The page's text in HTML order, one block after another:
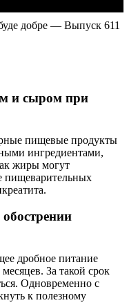
добре — Выпуск 611
и сыром при
пищевые продукты
ингредиентами,
жиры могут
пищеварительных
дробное питание
За такой срок
Одновременно с
к полезному